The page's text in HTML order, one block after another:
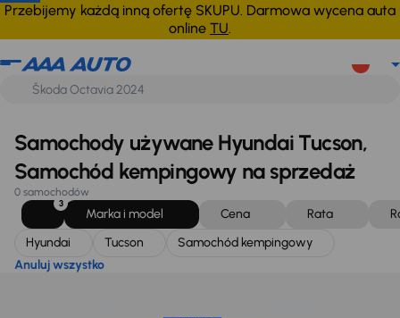
Przebijemy każdą inną ofertę SKUPU. Darmowa wycena auta
online TU.
Hyundai Tucson Samochód kempingowy Anuluj wszystko
Samochody używane Hyundai Tucson,
Samochód kempingowy na sprzedaż
0 samochodów
3
Marka i model Cena Rata
Hyundai
Tucson
Samochód kempingowy
Anuluj wszystko